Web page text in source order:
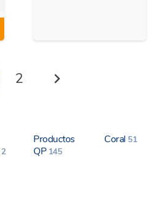
2
2
Productos
QP 145
Coral 51